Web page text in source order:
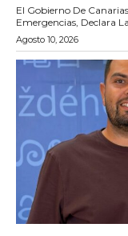
El Gobierno De
Emergencias, Declara
Agosto 10, 2026